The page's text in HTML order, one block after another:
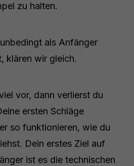
zu halten.
als Anfänger
klären wir gleich.
vor, dann verlierst du
ersten Schläge
so funktionieren, wie du
Dein erstes Ziel auf
ist es die technischen